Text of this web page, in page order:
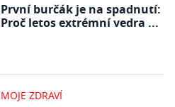
První burčák je na spadnutí:
Proč letos extrémní vedra ...
MOJE ZDRAVÍ